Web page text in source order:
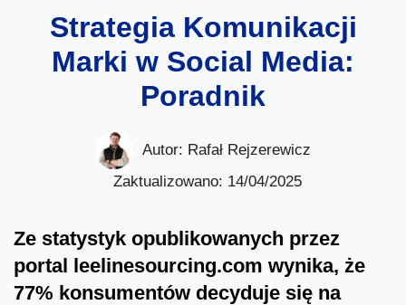
Strategia Komunikacji
Marki w Social Media:
Poradnik
Autor: Rafał Rejzerewicz
Zaktualizowano: 14/04/2025
Ze statystyk opublikowanych przez
portal leelinesourcing.com wynika, że
77% konsumentów decyduje się na